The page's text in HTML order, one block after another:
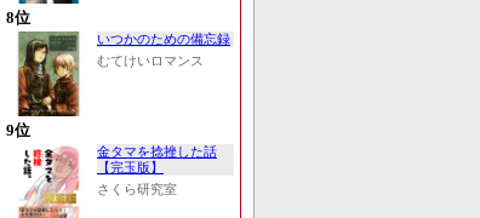
8位
いつかのための備忘録
むてけいロマンス
9位
金タマを捻挫した話
【完玉版】
さくら研究室